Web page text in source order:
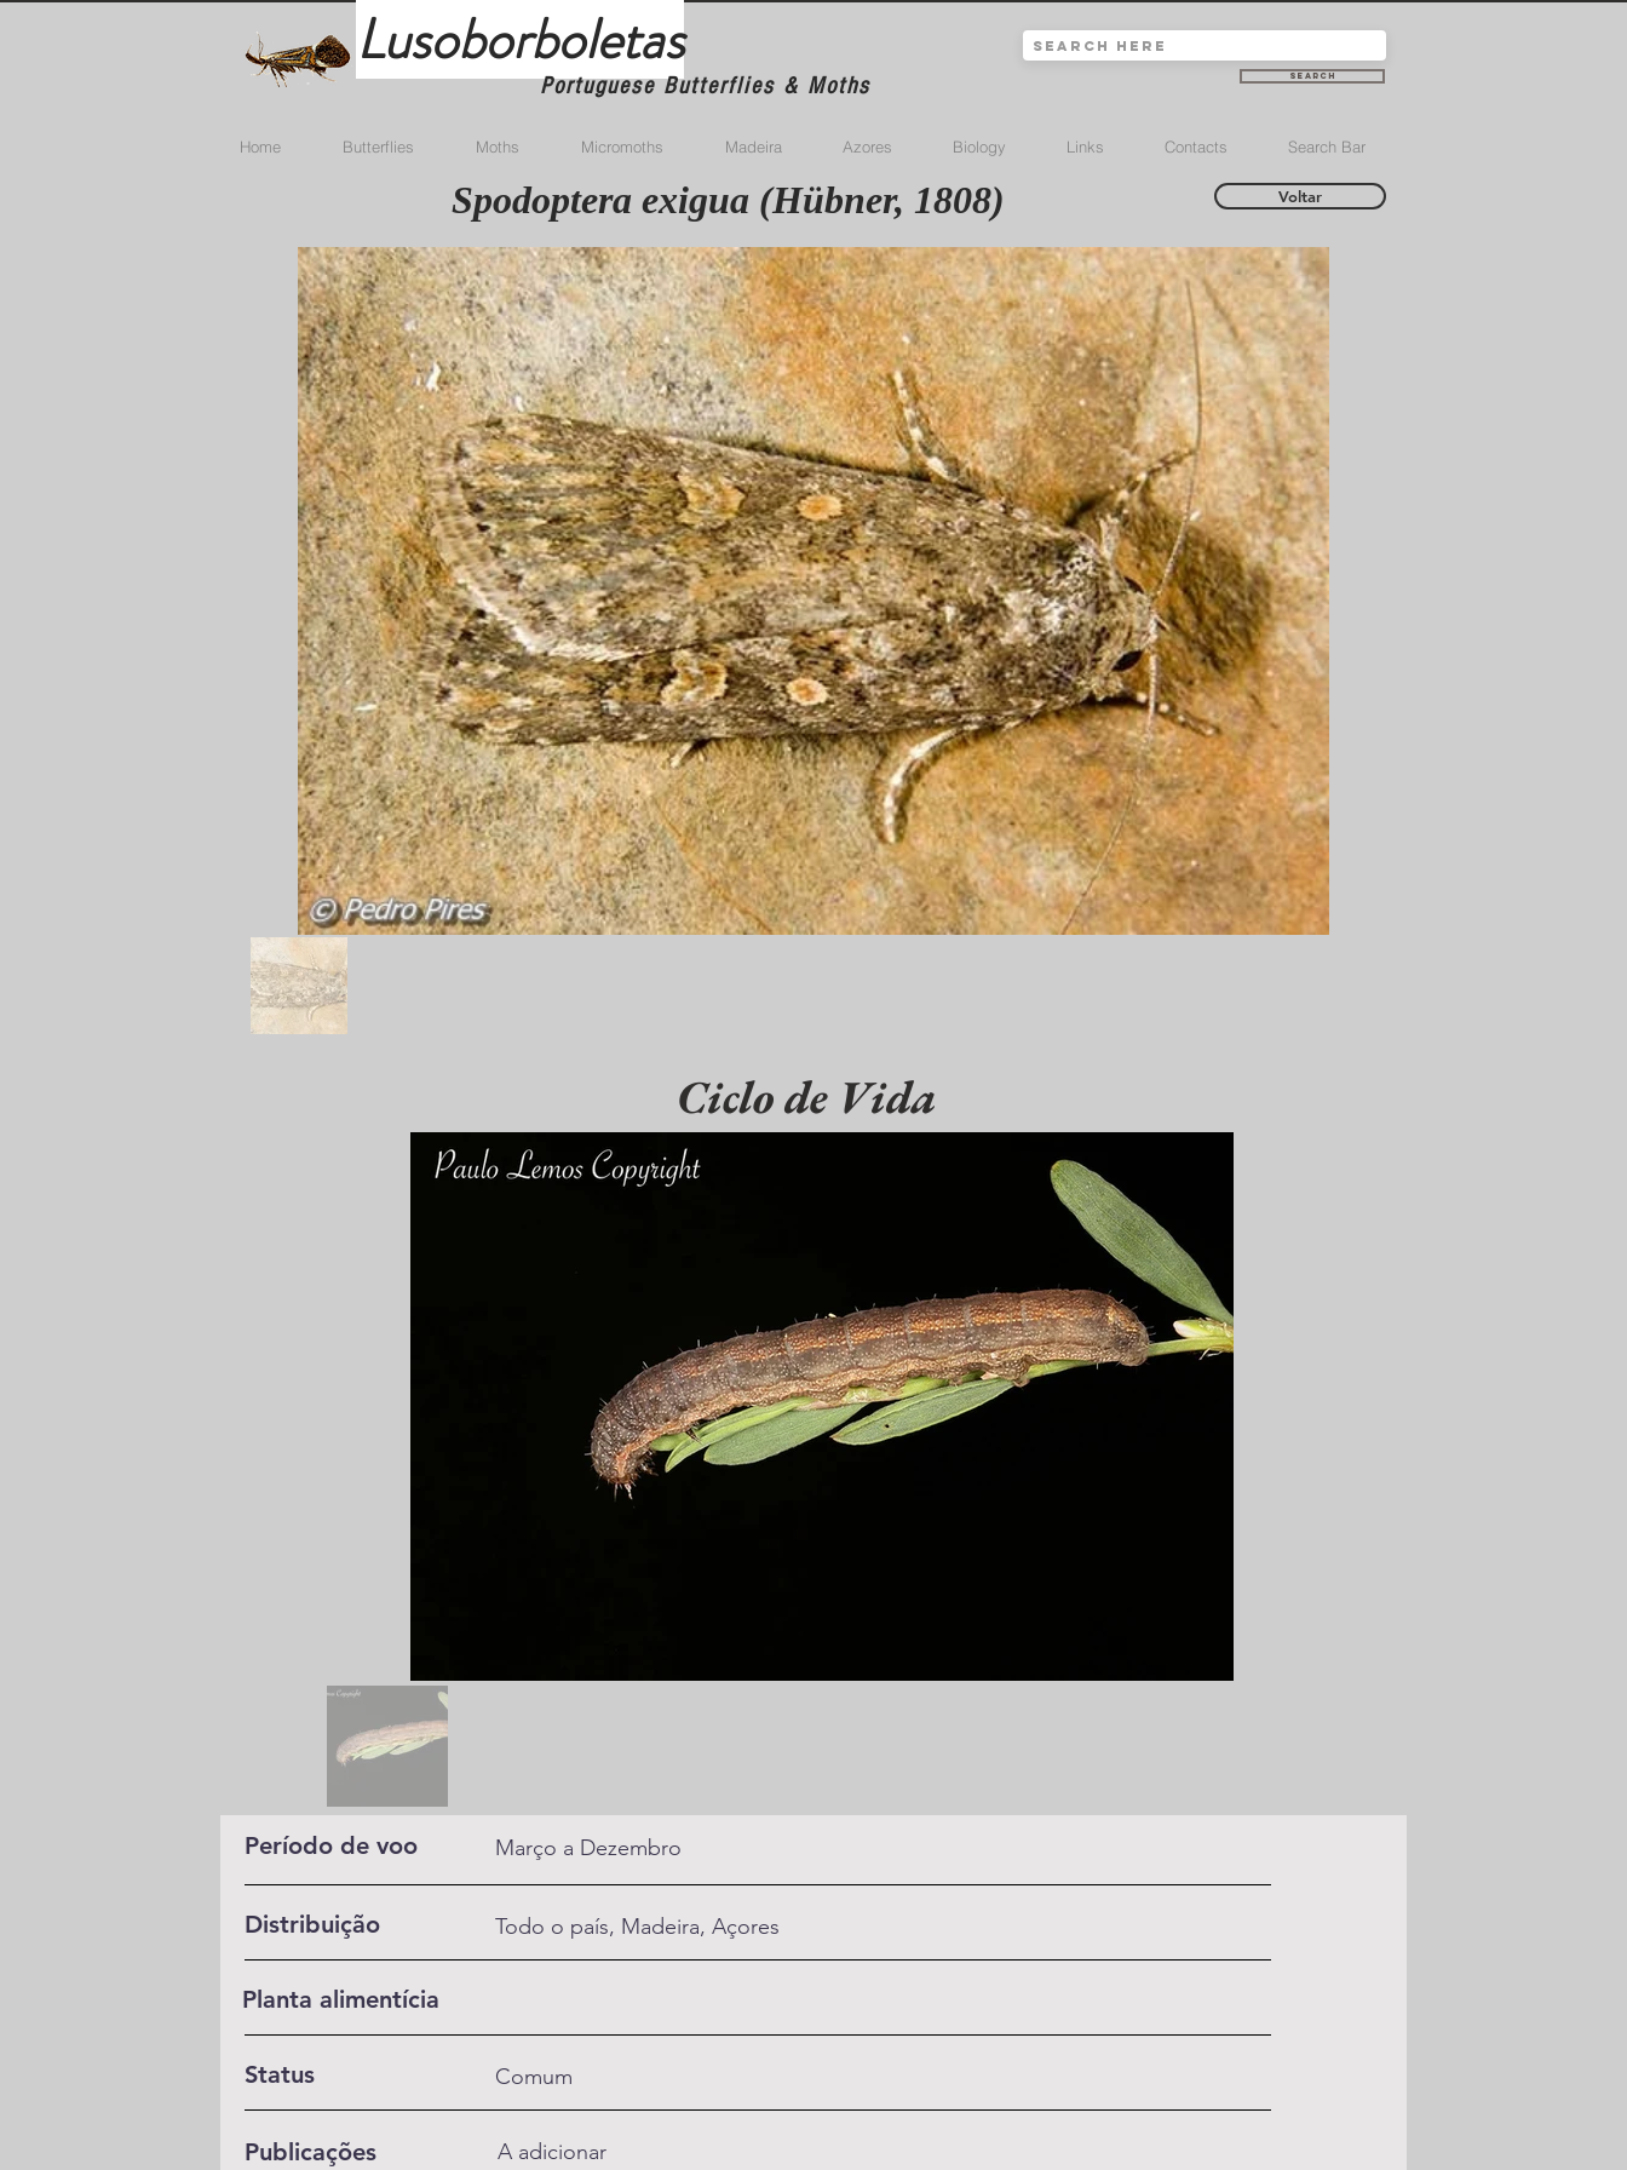
Lusoborboletas
Portuguese Butterflies & Moths Search
Home Butterflies Moths Micromoths Madeira Azores Biology Links Contacts Search Bar
Spodoptera exigua (Hübner, 1808) Voltar
Ciclo de Vida
Período de voo Março a Dezembro
Distribuição Todo o país, Madeira, Açores
Planta alimentícia
Status Comum
Publicações A adicionar